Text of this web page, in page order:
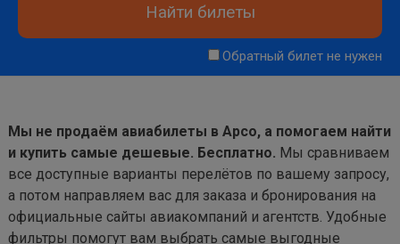
Найти билеты
Обратный билет не нужен
Мы не продаём авиабилеты в Арсо, а помогаем найти
и купить самые дешевые. Бесплатно. Мы сравниваем
все доступные варианты перелётов по вашему запросу,
а потом направляем вас для заказа и бронирования на
официальные сайты авиакомпаний и агентств. Удобные
фильтры помогут вам выбрать самые выгодные